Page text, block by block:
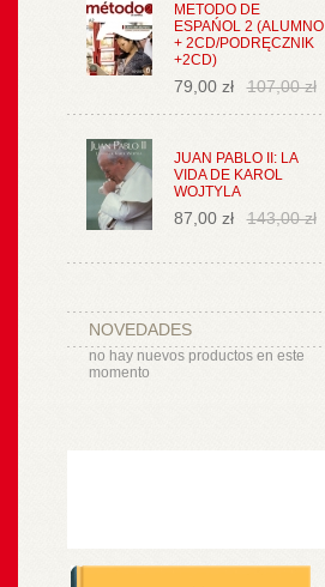
METODO DE
ESPAŃOL 2 (ALUMNO
+ 2CD/PODRĘCZNIK
+2CD)
79,00 zł 107,00 zł
JUAN PABLO II: LA
VIDA DE KAROL
WOJTYLA
87,00 zł 143,00 zł
NOVEDADES
no hay nuevos productos en este
momento